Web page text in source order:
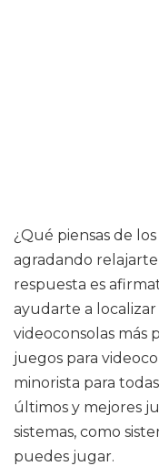
¿Qué piensas de
agradando
respuesta es
ayudarte a
videoconsolas más
juegos para
minorista para
últimos y mejores
sistemas, como
puedes jugar.